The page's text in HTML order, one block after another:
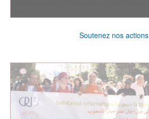
Soutenez nos actions